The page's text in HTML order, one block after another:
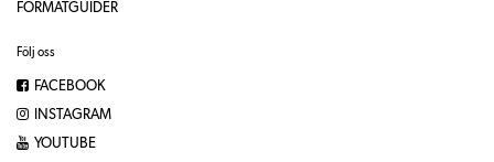
FORMATGUIDER
Följ oss
FACEBOOK
INSTAGRAM
YOUTUBE